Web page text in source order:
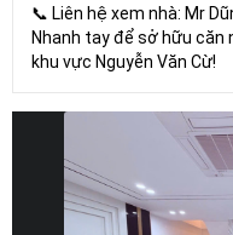
📞 Liên hệ xem nhà: Mr
Nhanh tay để sở hữu căn
khu vực Nguyễn Văn Cừ!